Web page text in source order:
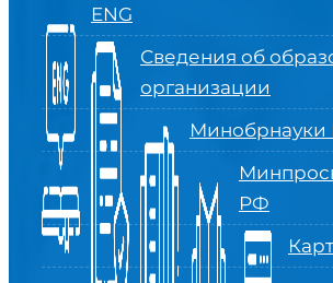
ENG
Сведения об
организации
РФ